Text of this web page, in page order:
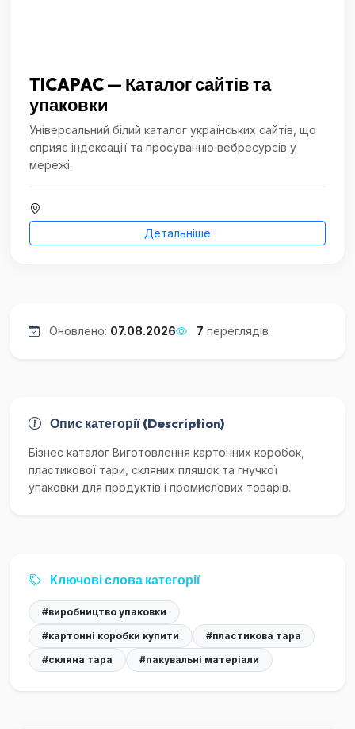
TICAPAC — Каталог сайтів та
упаковки
Універсальний білий каталог українських сайтів, що
сприяє індексації та просуванню вебресурсів у
мережі.
Детальніше
Оновлено: 07.08.2026 7 переглядів
Опис категорії (Description)
Бізнес каталог Виготовлення картонних коробок,
пластикової тари, скляних пляшок та гнучкої
упаковки для продуктів і промислових товарів.
Ключові слова категорії
#виробництво упаковки
#картонні коробки купити
#пластикова тара
#скляна тара
#пакувальні матеріали